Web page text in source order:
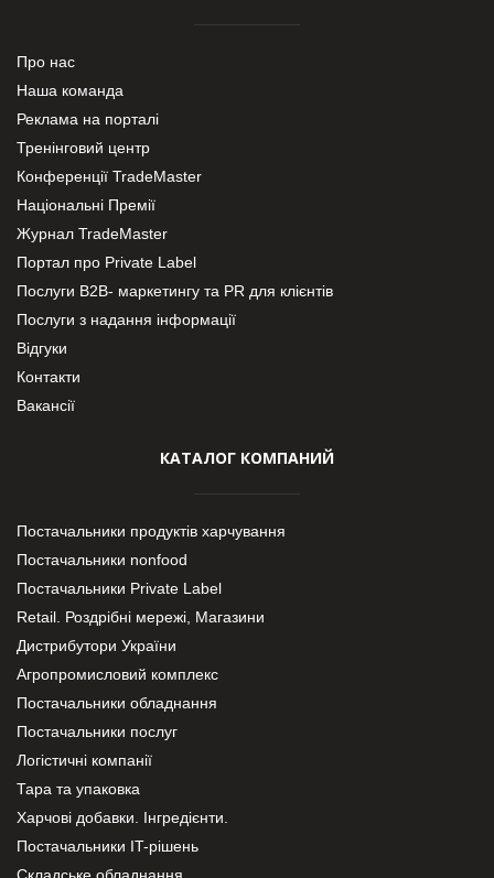
Про нас
Наша команда
Реклама на порталі
Тренінговий центр
Конференції TradeMaster
Національні Премії
Журнал TradeMaster
Портал про Private Label
Послуги В2В- маркетингу та PR для клієнтів
Послуги з надання інформації
Відгуки
Контакти
Вакансії
КАТАЛОГ КОМПАНИЙ
Постачальники продуктів харчування
Постачальники nonfood
Постачальники Private Label
Retail. Роздрібні мережі, Магазини
Дистрибутори України
Агропромисловий комплекс
Постачальники обладнання
Постачальники послуг
Логістичні компанії
Тара та упаковка
Харчові добавки. Інгредієнти.
Постачальники IT-рішень
Складське обладнання